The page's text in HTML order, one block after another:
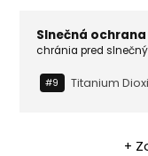
Slnečná ochrana
chránia pred
#9 Titanium
+